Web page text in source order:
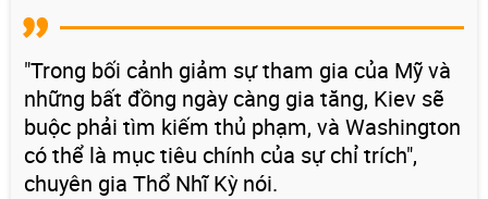
"Trong bối cảnh giảm sự tham gia của Mỹ và
những bất đồng ngày càng gia tăng, Kiev sẽ
buộc phải tìm kiếm thủ phạm, và Washington
có thể là mục tiêu chính của sự chỉ trích",
chuyên gia Thổ Nhĩ Kỳ nói.